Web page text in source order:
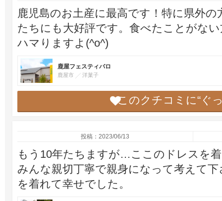
鹿児島のお土産に最高です！特に県外
たちにも大好評です。食べたことがな
ハマりますよ(^o^)
鹿屋フェスティバロ
鹿屋市 洋菓子
このクチコミに“ぐ
投稿：2023/06/13
もう10年たちますが…ここのドレスを
みんな親切丁寧で親身になって考えて
を着れて幸せでした。